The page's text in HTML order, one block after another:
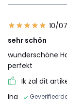
10/
sehr schön
wunderschöne
perfekt
Ik zal dit
Ina